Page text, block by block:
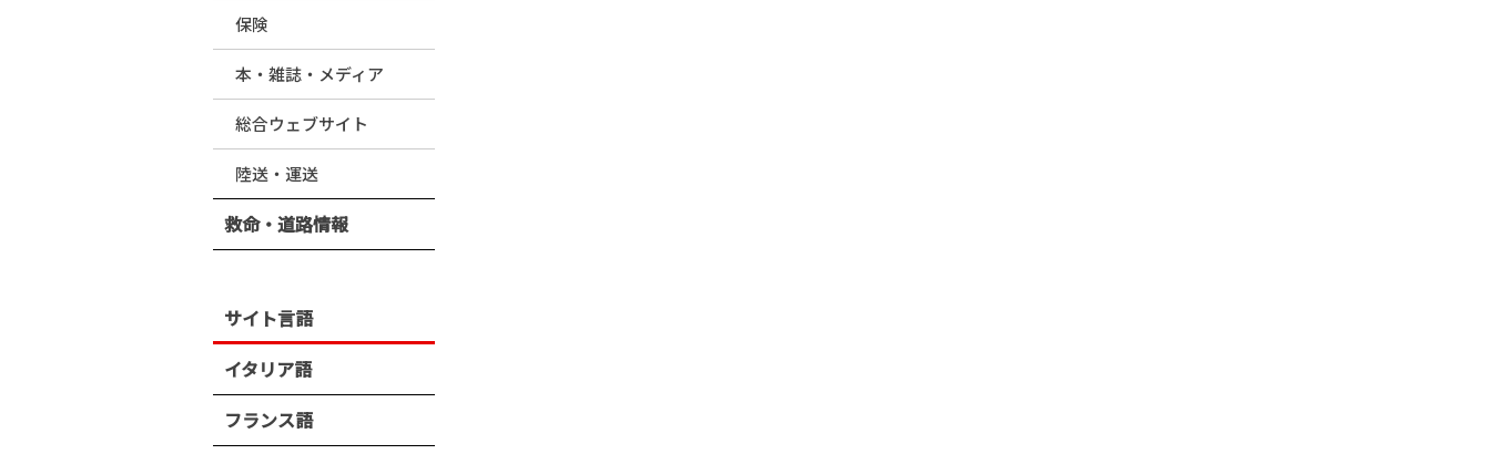
保険
本・雑誌・メディア
総合ウェブサイト
陸送・運送
救命・道路情報
サイト言語
イタリア語
フランス語